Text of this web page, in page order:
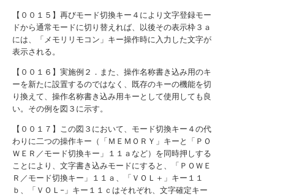
【００１５】再びモード切換キー４により文字登録モー
ドから通常モードに切り替えれば、以後その表示枠３ａ
には、「メモリリモコン」キー操作時に入力した文字が
表示される。
【００１６】実施例２．また、操作名称書き込み用のキ
ーを新たに設置するのではなく、既存のキーの機能を切
り換えて、操作名称書き込み用キーとして使用しても良
い。その例を図３に示す。
【００１７】この図３において、モード切換キー４の代
わりに二つの操作キー（「ＭＥＭＯＲＹ」キーと「ＰＯ
ＷＥＲ／モード切換キー」１１ａなど）を同時押しする
ことにより、文字書き込みモードにすると、「ＰＯＷＥ
Ｒ／モード切換キー」１１ａ、「ＶＯＬ＋」キー１１
ｂ、「ＶＯＬ−」キー１１ｃはそれぞれ、文字確定キー